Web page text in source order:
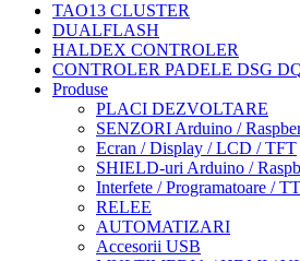
TAO13 CLUSTER
DUALFLASH
HALDEX CONTROLER
CONTROLER PADELE DSG
Produse
PLACI DEZVOLTARE
SENZORI Arduino /
Ecran / Display / LCD / TFT
SHIELD-uri Arduino /
Interfete / Programatoare /
RELEE
AUTOMATIZARI
Accesorii USB